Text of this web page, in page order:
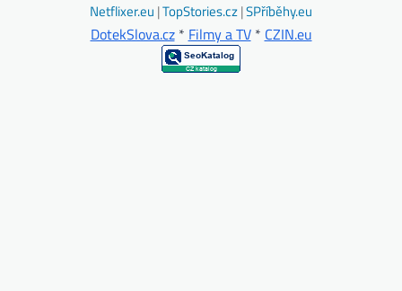
Netflixer.eu |TopStories.cz|SPříběhy.eu
DotekSlova.cz* Filmy a TV* CZIN.eu